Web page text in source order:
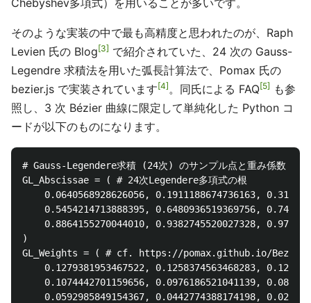
Chebyshev多項式）を用いることが多いです。
そのような実装の中で最も高精度と思われたのが、Raph
Levien 氏の Blog 3
で紹介されていた、24 次の Gauss-
Legendre 求積法を用いた弧長計算法で、Pomax 氏の
bezier.js で実装されています 4 。同氏による FAQ 5
も参
照し、3 次 Bézier 曲線に限定して単純化した Python コ
ードが以下のものになります。
# Gauss-Legendere求積 (24次) のサンプル点
GL_Abscissae = ( # 24次Legendere多項式の根
0.0640568928626056, 0.1911188674736163,
0.5454214713888395, 0.6480936519369756,
0.8864155270044010, 0.9382745520027328,
)
GL_Weights = ( # cf. https://
0.1279381953467522, 0.1258374563468283,
0.1074442701159656, 0.0976186521041139,
0.0592985849154367, 0.0442774388174198,